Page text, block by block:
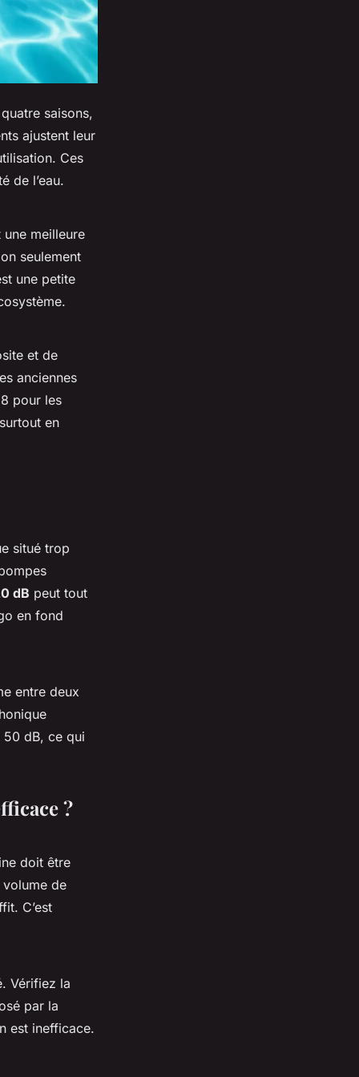
saisons,
ajustent leur
Ces
de l’eau.
meilleure
seulement
une petite
et de
anciennes
pour les
en
situé trop
dB peut tout
en fond
entre deux
dB, ce qui
?
doit être
de
C’est
Vérifiez la
par la
est inefficace.